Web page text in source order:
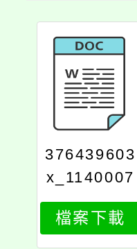
376439603
x_1140007
221_attach
1
檔案下載